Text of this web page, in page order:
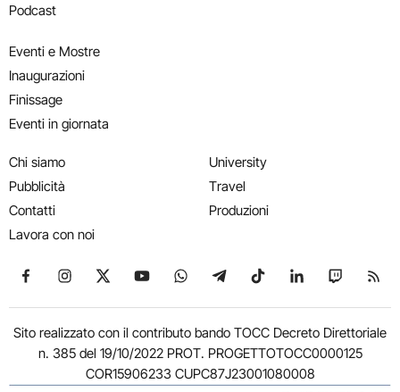
Podcast
Eventi e Mostre
Inaugurazioni
Finissage
Eventi in giornata
Chi siamo
Pubblicità
Contatti
Lavora con noi
University
Travel
Produzioni
Seguici su Facebook
Seguici su Instagram
Seguici su X
Seguici su YouTube
Seguici su WhatsApp
Seguici su Telegram
Seguici su TikTok
Seguici su
Seguici
Sito realizzato con il contributo bando TOCC Decreto Direttoriale
n. 385 del 19/10/2022 PROT. PROGETTOTOCC0000125
COR15906233 CUPC87J23001080008